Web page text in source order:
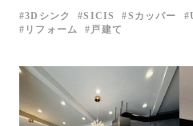
3Dシンク SICIS Sカッパー
リフォーム
戸建て